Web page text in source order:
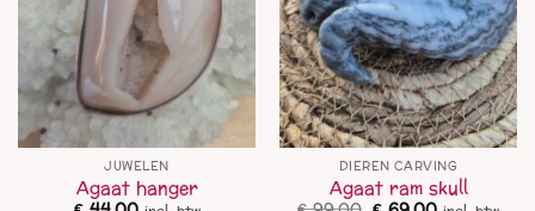
JUWELEN
Agaat hanger
DIEREN CARVING
Agaat ram skull